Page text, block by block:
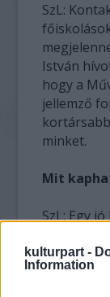
kulturpart -
Information
SzL:
István
hogy a
jellemző
minket.
Mit
SzL: Egy
formába,
belülről,